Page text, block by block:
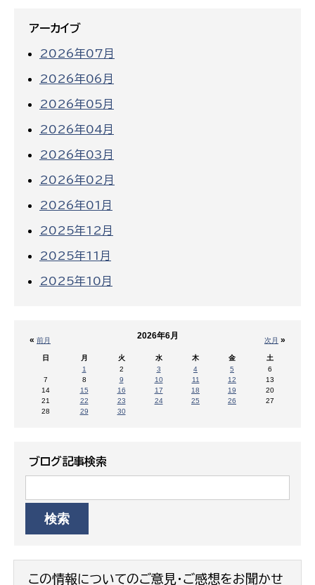
アーカイブ
2026年07月
2026年06月
2026年05月
2026年04月
2026年03月
2026年02月
2026年01月
2025年12月
2025年11月
2025年10月
« 前月 次月 »
2026年6月
日 月 火 水 木 金
土
1
2 3 4 5
6
7
8 9 10 11 12
13
14
15 16 17 18 19
20
21
22 23 24 25 26
27
28
29 30
ブログ記事検索
この情報についてのご意見・ご感想をお聞かせ